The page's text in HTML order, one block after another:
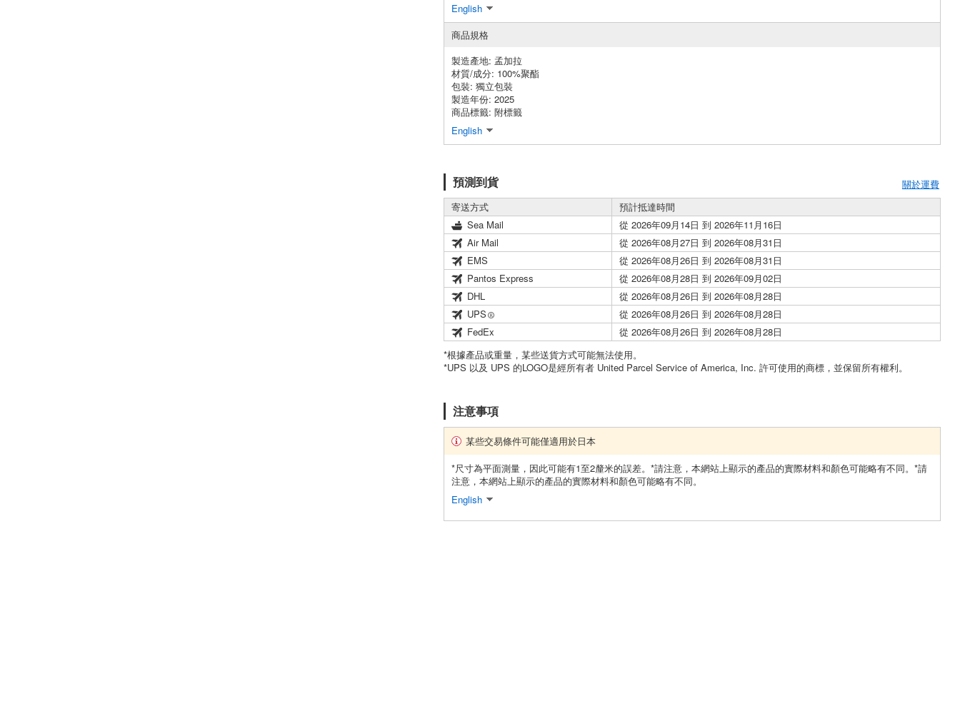
English
商品規格
製造產地: 孟加拉
材質/成分: 100%聚酯
包裝: 獨立包裝
製造年份: 2025
商品標籤: 附標籤
English
預測到貨
關於運費
寄送方式
預計抵達時間
Sea Mail
從 2026年09月14日 到 2026年11月16日
Air Mail
從 2026年08月27日 到 2026年08月31日
EMS
從 2026年08月26日 到 2026年08月31日
Pantos Express
從 2026年08月28日 到 2026年09月02日
DHL
從 2026年08月26日 到 2026年08月28日
UPS
從 2026年08月26日 到 2026年08月28日
FedEx
從 2026年08月26日 到 2026年08月28日
*根據產品或重量，某些送貨方式可能無法使用。
*UPS 以及 UPS 的LOGO是經所有者 United Parcel Service of America, Inc. 許可使用的商標，並保留所有權利。
注意事項
某些交易條件可能僅適用於日本
*尺寸為平面測量，因此可能有1至2釐米的誤差。*請注意，本網站上顯示的產品的實際材料和顏色可能略有不同。*請
注意，本網站上顯示的產品的實際材料和顏色可能略有不同。
English